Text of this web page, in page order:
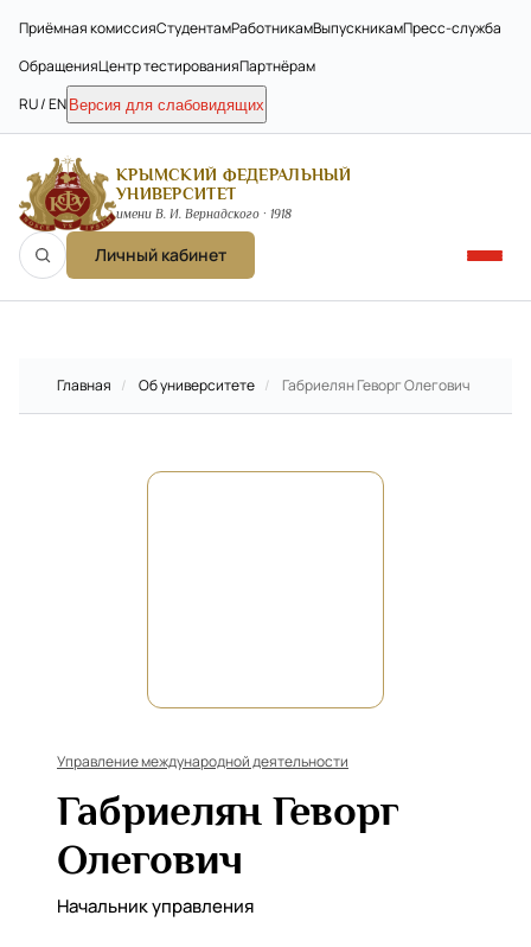
Приёмная комиссияСтудентамРаботникамВыпускникамПресс-служба
ОбращенияЦентр тестированияПартнёрам
RU / EN Версия для слабовидящих
КРЫМСКИЙ ФЕДЕРАЛЬНЫЙ
УНИВЕРСИТЕТ
имени В. И. Вернадского · 1918
Личный кабинет
Главная / Об университете / Габриелян Геворг Олегович
Управление международной деятельности
Габриелян Геворг
Олегович
Начальник управления